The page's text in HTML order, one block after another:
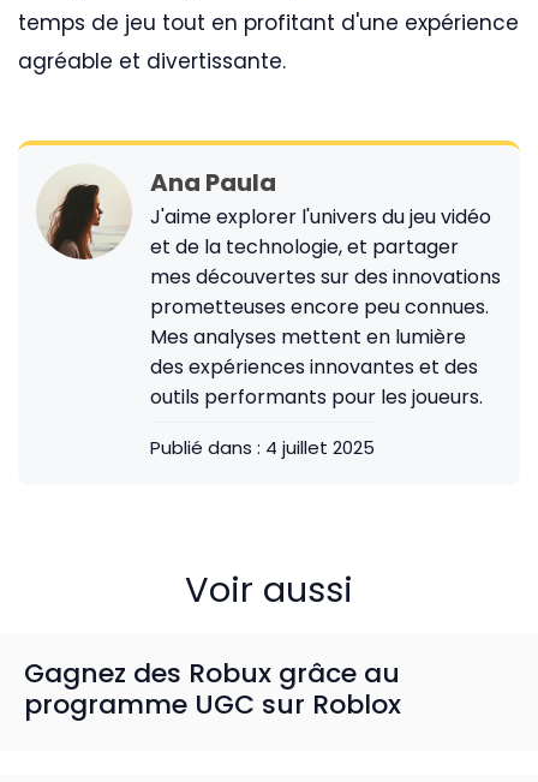
temps de jeu tout en profitant d'une expérience
agréable et divertissante.
Ana Paula
J'aime explorer l'univers du jeu vidéo
et de la technologie, et partager
mes découvertes sur des innovations
prometteuses encore peu connues.
Mes analyses mettent en lumière
des expériences innovantes et des
outils performants pour les joueurs.
Publié dans : 4 juillet 2025
Voir aussi
Gagnez des Robux grâce au
programme UGC sur Roblox